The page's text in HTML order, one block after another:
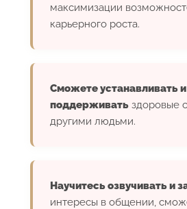
максимизации
карьерного роста.
Сможете устанавливать и
поддерживать здоровые
другими людьми.
Научитесь озвучивать и
интересы в общении,